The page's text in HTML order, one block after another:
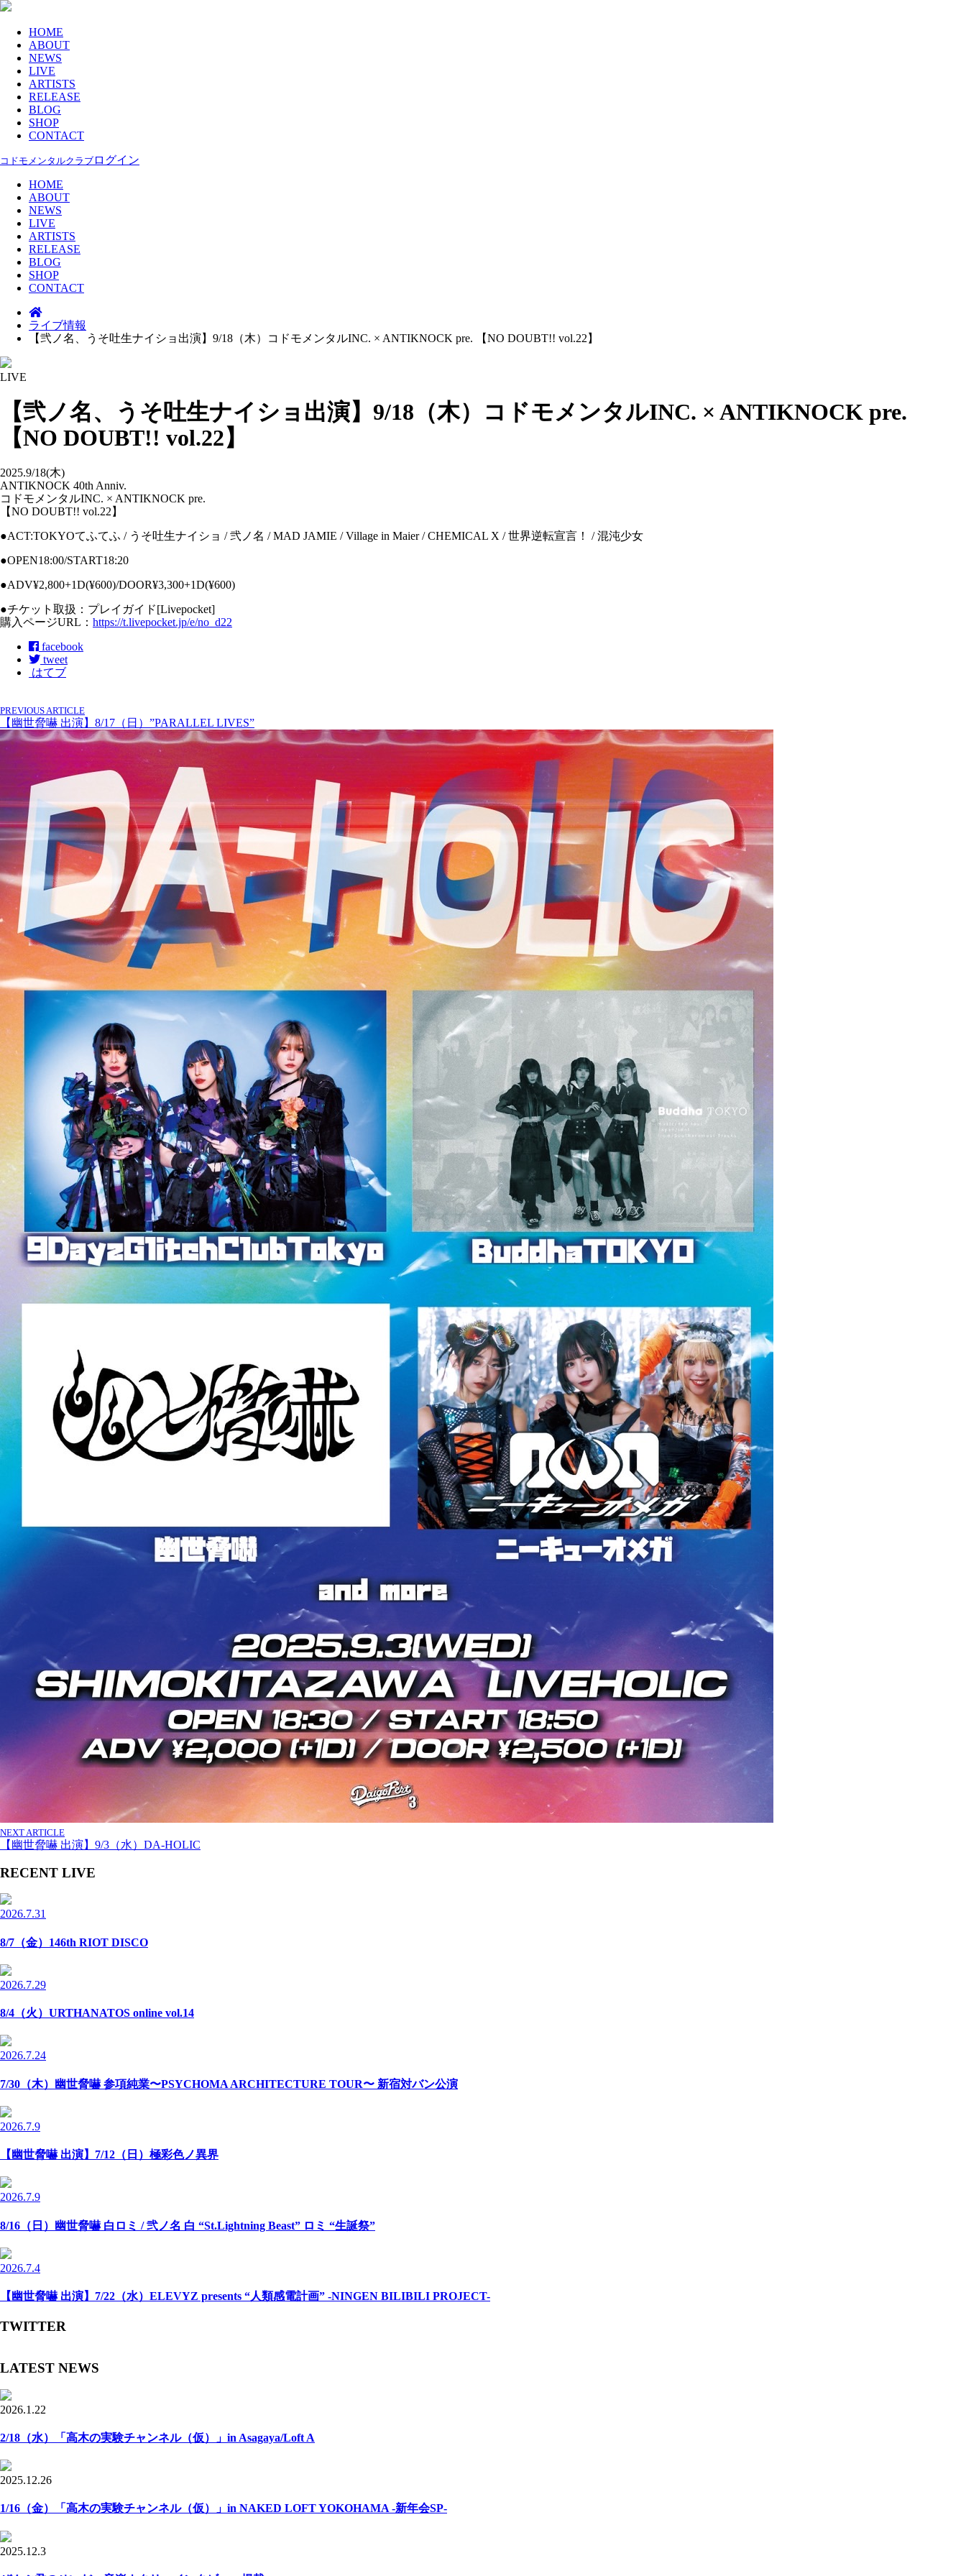
HOME
ABOUT
NEWS
LIVE
ARTISTS
RELEASE
BLOG
SHOP
CONTACT
コドモメンタルクラブ ログイン
HOME
ABOUT
NEWS
LIVE
ARTISTS
RELEASE
BLOG
SHOP
CONTACT
ライブ情報
【弐ノ名、うそ吐生ナイショ出演】9/18（木）コドモメンタルINC. × ANTIKNOCK pre. 【NO DOUBT!! vol.22】
LIVE
【弐ノ名、うそ吐生ナイショ出演】9/18（木）コドモメンタルINC. × ANTIKNOCK pre.
【NO DOUBT!! vol.22】
2025.9/18(木)
ANTIKNOCK 40th Anniv.
コドモメンタルINC. × ANTIKNOCK pre.
【NO DOUBT!! vol.22】
●ACT:TOKYOてふてふ / うそ吐生ナイショ / 弐ノ名 / MAD JAMIE / Village in Maier / CHEMICAL X / 世界逆転宣言！ / 混沌少女
●OPEN18:00/START18:20
●ADV¥2,800+1D(¥600)/DOOR¥3,300+1D(¥600)
●チケット取扱：プレイガイド[Livepocket]
購入ページURL： https://t.livepocket.jp/e/no_d22
facebook
tweet
はてブ
PREVIOUS ARTICLE
【幽世脅嚇 出演】8/17（日）”PARALLEL LIVES”
NEXT ARTICLE
【幽世脅嚇 出演】9/3（水）DA-HOLIC
RECENT LIVE
2026.7.31
8/7（金）146th RIOT DISCO
2026.7.29
8/4（火）URTHANATOS online vol.14
2026.7.24
7/30（木）幽世脅嚇 参項純業〜PSYCHOMA ARCHITECTURE TOUR〜 新宿対バン公演
2026.7.9
【幽世脅嚇 出演】7/12（日）極彩色ノ異界
2026.7.9
8/16（日）幽世脅嚇 白ロミ / 弐ノ名 白 “St.Lightning Beast” ロミ “生誕祭”
2026.7.4
【幽世脅嚇 出演】7/22（水）ELEVYZ presents “人類感電計画” -NINGEN BILIBILI PROJECT-
TWITTER
LATEST NEWS
2026.1.22
2/18（水）「高木の実験チャンネル（仮）」in Asagaya/Loft A
2025.12.26
1/16（金）「高木の実験チャンネル（仮）」in NAKED LOFT YOKOHAMA -新年会SP-
2025.12.3